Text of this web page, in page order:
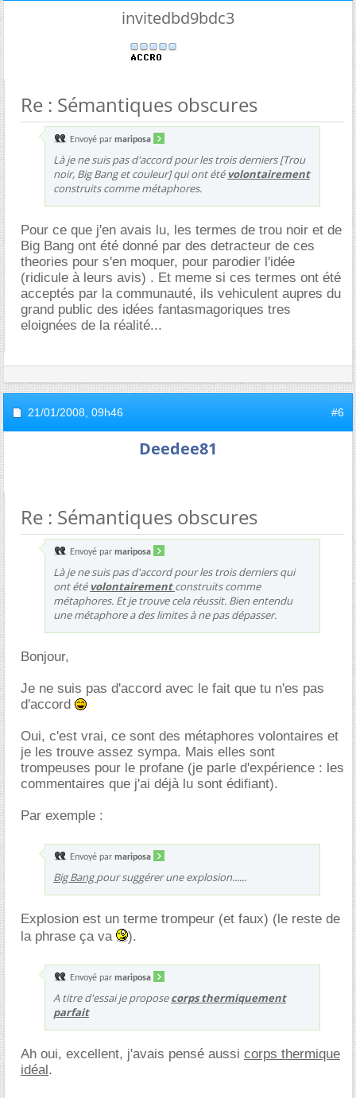
invitedbd9bdc3
Re : Sémantiques obscures
Envoyé par mariposa
Là je ne suis pas d'accord pour les trois derniers [Trou
noir, Big Bang et couleur] qui ont été volontairement
construits comme métaphores.
Pour ce que j'en avais lu, les termes de trou noir et de
Big Bang ont été donné par des detracteur de ces
theories pour s'en moquer, pour parodier l'idée
(ridicule à leurs avis) . Et meme si ces termes ont été
acceptés par la communauté, ils vehiculent aupres du
grand public des idées fantasmagoriques tres
eloignées de la réalité...
21/01/2008, 09h46 #6
Deedee81
Re : Sémantiques obscures
Envoyé par mariposa
Là je ne suis pas d'accord pour les trois derniers qui
ont été volontairementconstruits comme
métaphores. Et je trouve cela réussit. Bien entendu
une métaphore a des limites à ne pas dépasser.
Bonjour,
Je ne suis pas d'accord avec le fait que tu n'es pas
d'accord
Oui, c'est vrai, ce sont des métaphores volontaires et
je les trouve assez sympa. Mais elles sont
trompeuses pour le profane (je parle d'expérience : les
commentaires que j'ai déjà lu sont édifiant).
Par exemple :
Envoyé par mariposa
Big Bangpour suggérer une explosion......
Explosion est un terme trompeur (et faux) (le reste de
la phrase ça va
).
Envoyé par mariposa
A titre d'essai je proposecorps thermiquement
parfait
Ah oui, excellent, j'avais pensé aussi corps thermique
idéal.